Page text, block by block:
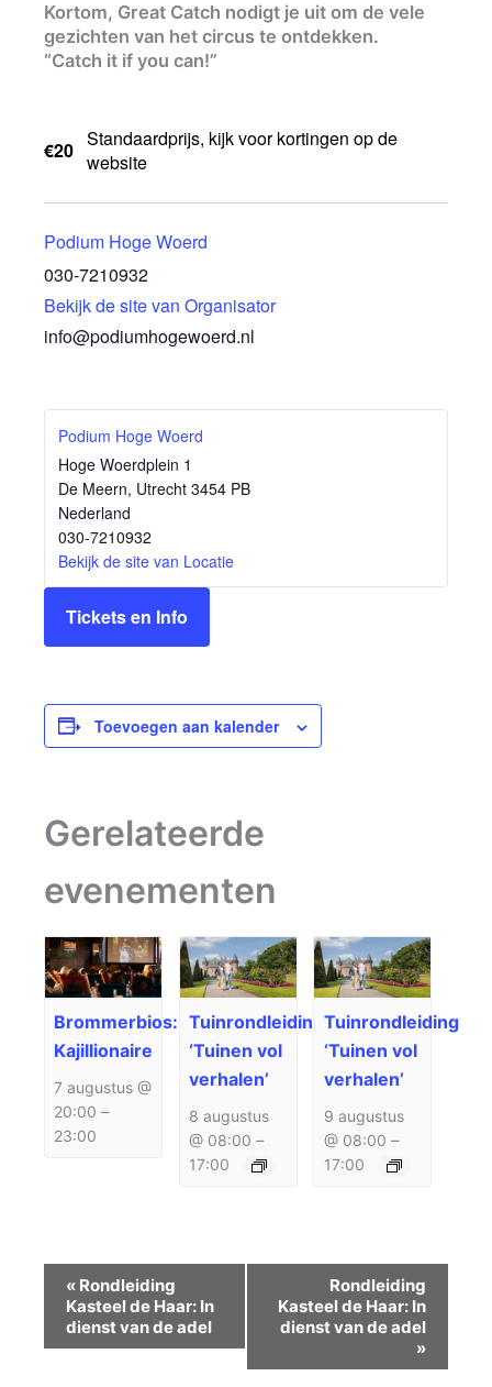
Kortom, Great Catch nodigt je uit om de vele
gezichten van het circus te ontdekken.
“Catch it if you can!”
€20 Standaardprijs, kijk voor kortingen op de
website
Podium Hoge Woerd
030-7210932
Bekijk de site van Organisator
info@podiumhogewoerd.nl
Podium Hoge Woerd
Hoge Woerdplein 1
De Meern, Utrecht 3454 PB
Nederland
030-7210932
Bekijk de site van Locatie
Tickets en Info
Toevoegen aan kalender
Gerelateerde
evenementen
Brommerbios:
Kajillionaire
7 augustus @
20:00 –
23:00
Tuinrondleiding
‘Tuinen vol
verhalen’
8 augustus
@ 08:00 –
17:00
Tuinrondleiding
‘Tuinen vol
verhalen’
9 augustus
@ 08:00 –
17:00
Evenement
Navigatie
« Rondleiding
Kasteel de Haar: In
dienst van de adel
Rondleiding
Kasteel de Haar: In
dienst van de adel
»